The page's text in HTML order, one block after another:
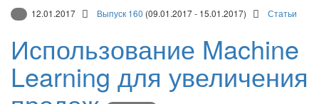
12.01.2017 Выпуск 160 (09.01.2017 - 15.01.2017) Статьи
Использование Machine
Learning для увеличения